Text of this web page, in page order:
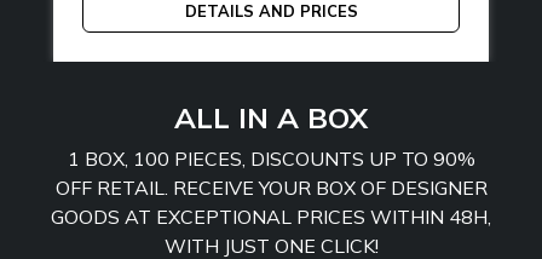
DETAILS AND PRICES
ALL IN A BOX
1 BOX, 100 PIECES, DISCOUNTS UP TO 90%
OFF RETAIL. RECEIVE YOUR BOX OF DESIGNER
GOODS AT EXCEPTIONAL PRICES WITHIN 48H,
WITH JUST ONE CLICK!